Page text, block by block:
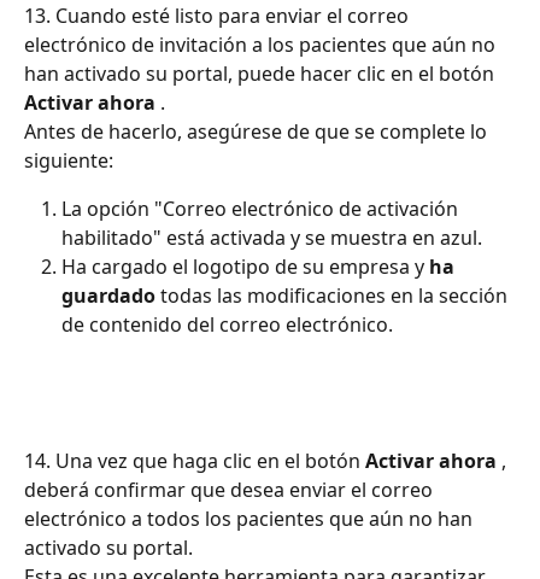
13. Cuando esté listo para enviar el correo
electrónico de invitación a los pacientes que aún no
han activado su portal, puede hacer clic en el botón
Activar ahora .
Antes de hacerlo, asegúrese de que se complete lo
siguiente:
La opción "Correo electrónico de activación
habilitado" está activada y se muestra en azul.
Ha cargado el logotipo de su empresa y ha
guardado todas las modificaciones en la sección
de contenido del correo electrónico.
14. Una vez que haga clic en el botón Activar ahora ,
deberá confirmar que desea enviar el correo
electrónico a todos los pacientes que aún no han
activado su portal.